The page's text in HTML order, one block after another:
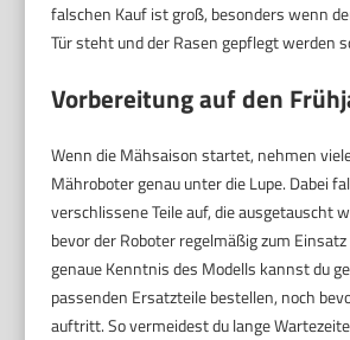
falschen Kauf ist groß, besonders wenn
Tür steht und der Rasen gepflegt werden
Vorbereitung auf den
Wenn die Mähsaison startet, nehmen
Mähroboter genau unter die Lupe. Dabei
verschlissene Teile auf, die ausgetauscht
bevor der Roboter regelmäßig zum
genaue Kenntnis des Modells kannst du
passenden Ersatzteile bestellen, noch
auftritt. So vermeidest du lange